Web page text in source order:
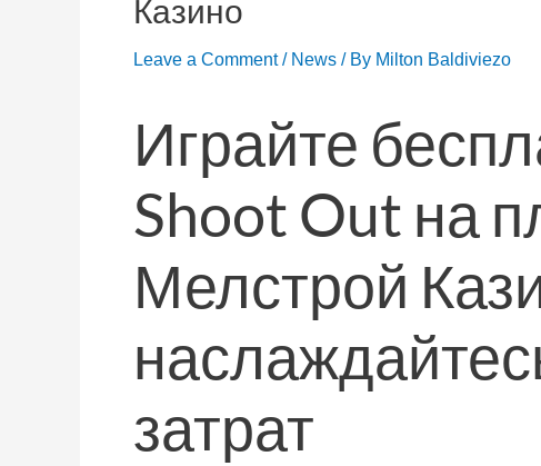
Казино
Leave a Comment / News / By Milton Baldiviezo
Играйте
Shoot Out на
Мелстрой
затрат